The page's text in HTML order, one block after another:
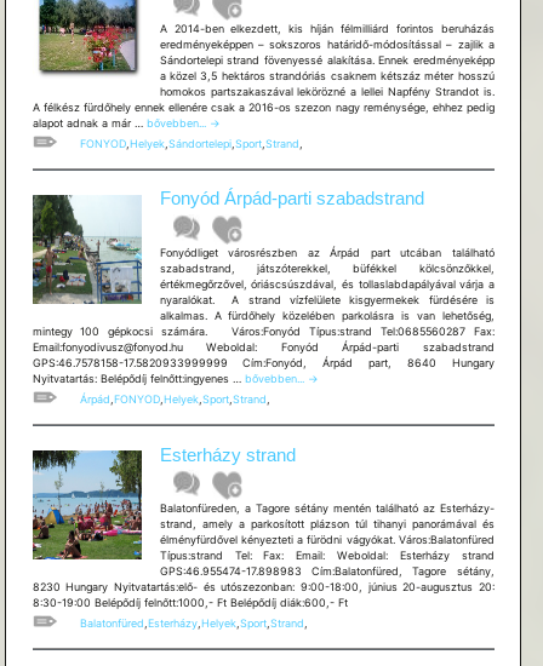
A 2014-ben elkezdett, kis híján félmilliárd forintos beruházás
eredményeképpen – sokszoros határidő-módosítással – zajlik a
Sándortelepi strand fövenyessé alakítása. Ennek eredményeképp
a közel 3,5 hektáros strandóriás csaknem kétszáz méter hosszú
homokos partszakaszával lekörözné a lellei Napfény Strandot is.
A félkész fürdőhely ennek ellenére csak a 2016-os szezon nagy reménysége, ehhez pedig
alapot adnak a már … Fonyód
Sándortelepi
szabadstrand
bővebben...
→
FONYOD, Helyek, Sándortelepi, Sport, Strand
Fonyód Árpád-parti szabadstrand
Fonyódliget városrészben az Árpád part utcában található
szabadstrand, játszóterekkel, büfékkel kölcsönzőkkel,
értékmegőrzővel, óriáscsúszdával, és tollaslabdapályával várja a
nyaralókat. A strand vízfelülete kisgyermekek fürdésére is
alkalmas. A fürdőhely közelében parkolásra is van lehetőség,
mintegy 100 gépkocsi számára. Város:Fonyód Típus:strand Tel:0685560287 Fax:
Email:fonyodivusz@fonyod.hu Weboldal: Fonyód Árpád-parti szabadstrand
GPS:46.7578158-17.5820933999999 Cím:Fonyód, Árpád part, 8640 Hungary
Nyitvatartás: Belépődíj felnőtt:ingyenes … Fonyód
Árpád-
szabadstrand
bővebben...
→
Árpád FONYOD, Helyek, Sport, Strand
Esterházy strand
Balatonfüreden, a Tagore sétány mentén található az Esterházy-
strand, amely a parkosított plázson túl tihanyi panorámával és
élményfürdővel kényezteti a fürödni vágyókat. Város:Balatonfüred
Típus:strand Tel: Fax: Email: Weboldal: Esterházy strand
GPS:46.955474-17.898983 Cím:Balatonfüred, Tagore sétány,
8230 Hungary Nyitvatartás:elő- és utószezonban: 9:00-18:00, június 20-augusztus 20:
8:30-19:00 Belépődíj felnőtt:1000,- Ft Belépődíj diák:600,- Ft
Balatonfüred Esterházy, Helyek, Sport, Strand